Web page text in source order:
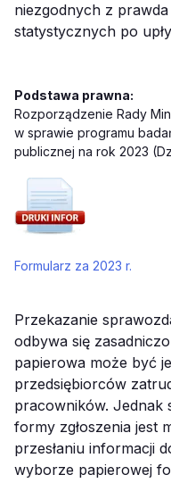
niezgodnych z
statystycznych po
Podstawa prawna:
Rozporządzenie Rady
w sprawie programu
publicznej na rok 2023
Formularz za 2023 r.
Przekazanie
odbywa się
papierowa może być
przedsiębiorców
pracowników. Jednak
formy zgłoszenia jest
przesłaniu informacji
wyborze papierowej